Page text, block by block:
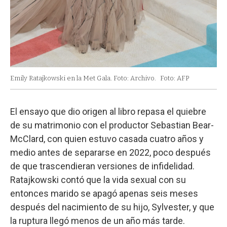
Emily Ratajkowski en la Met Gala. Foto: Archivo. Foto: AFP
El ensayo que dio origen al libro repasa el quiebre
de su matrimonio con el productor Sebastian Bear-
McClard, con quien estuvo casada cuatro años y
medio antes de separarse en 2022, poco después
de que trascendieran versiones de infidelidad.
Ratajkowski contó que la vida sexual con su
entonces marido se apagó apenas seis meses
después del nacimiento de su hijo, Sylvester, y que
la ruptura llegó menos de un año más tarde.